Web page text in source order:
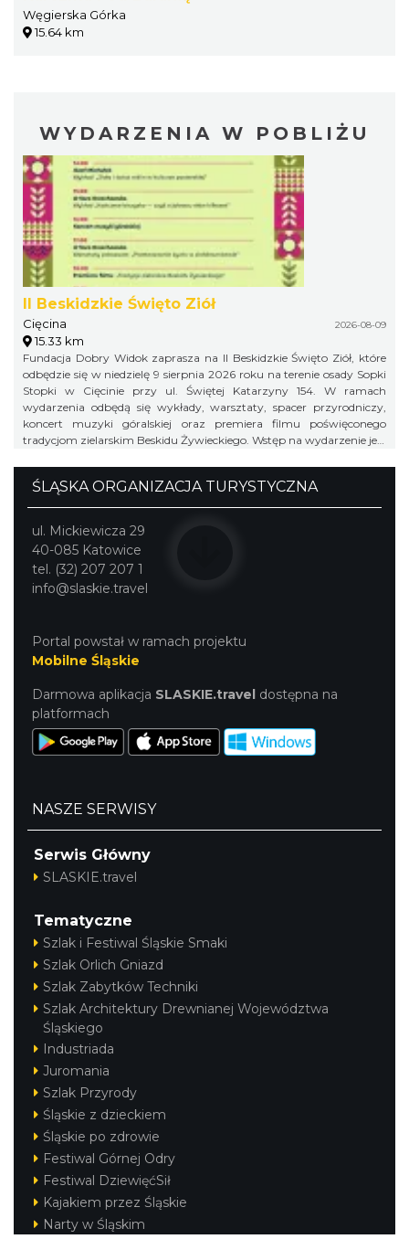
Węgierska Górka
15.64 km
WYDARZENIA W POBLIŻU
II Beskidzkie Święto Ziół
Cięcina 2026-08-09
15.33 km
Fundacja Dobry Widok zaprasza na II Beskidzkie Święto Ziół, które
odbędzie się w niedzielę 9 sierpnia 2026 roku na terenie osady Sopki
Stopki w Cięcinie przy ul. Świętej Katarzyny 154. W ramach
wydarzenia odbędą się wykłady, warsztaty, spacer przyrodniczy,
koncert muzyki góralskiej oraz premiera filmu poświęconego
tradycjom zielarskim Beskidu Żywieckiego. Wstęp na wydarzenie jest
ŚLĄSKA ORGANIZACJA TURYSTYCZNA
ul. Mickiewicza 29
40-085 Katowice
tel. (32) 207 207 1
info@slaskie.travel
Portal powstał w ramach projektu
Mobilne Śląskie
Darmowa aplikacja SLASKIE.travel dostępna na
platformach
NASZE SERWISY
Serwis Główny
SLASKIE.travel
Tematyczne
Szlak i Festiwal Śląskie Smaki
Szlak Orlich Gniazd
Szlak Zabytków Techniki
Szlak Architektury Drewnianej Województwa
Śląskiego
Industriada
Juromania
Szlak Przyrody
Śląskie z dzieckiem
Śląskie po zdrowie
Festiwal Górnej Odry
Festiwal DziewięćSił
Kajakiem przez Śląskie
Narty w Śląskim